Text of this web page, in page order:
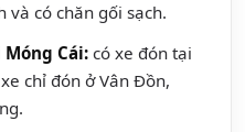
và có chăn gối sạch.
Cái:có xe đón tại
chỉ đón ở Vân Đồn,